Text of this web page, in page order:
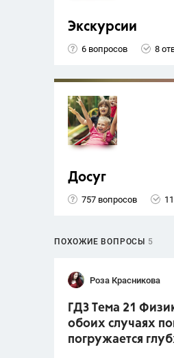
Экскурсии
6 вопросов 8
Досуг
757 вопросов
ПОХОЖИЕ ВОПРОСЫ 5
Роза Красникова
ГДЗ Тема 21
обоих случаях
погружается